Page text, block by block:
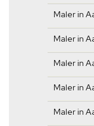
Maler in
Maler in
Maler in
Maler in
Maler in